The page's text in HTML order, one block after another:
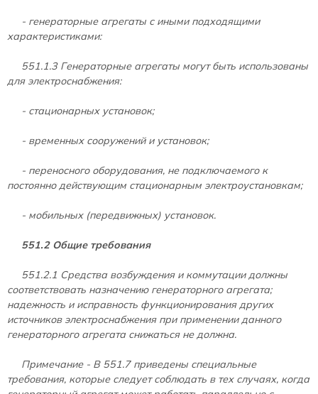
- генераторные агрегаты с иными подходящими
характеристиками:
551.1.3 Генераторные агрегаты могут быть использованы
для электроснабжения:
- стационарных установок;
- временных сооружений и установок;
- переносного оборудования, не подключаемого к
постоянно действующим стационарным электроустановкам;
- мобильных (передвижных) установок.
551.2 Общие требования
551.2.1 Средства возбуждения и коммутации должны
соответствовать назначению генераторного агрегата;
надежность и исправность функционирования других
источников электроснабжения при применении данного
генераторного агрегата снижаться не должна.
Примечание - В 551.7 приведены специальные
требования, которые следует соблюдать в тех случаях, когда